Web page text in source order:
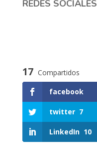
REDES SOCIALES
17 Compartidos
facebook
twitter 7
LinkedIn 10